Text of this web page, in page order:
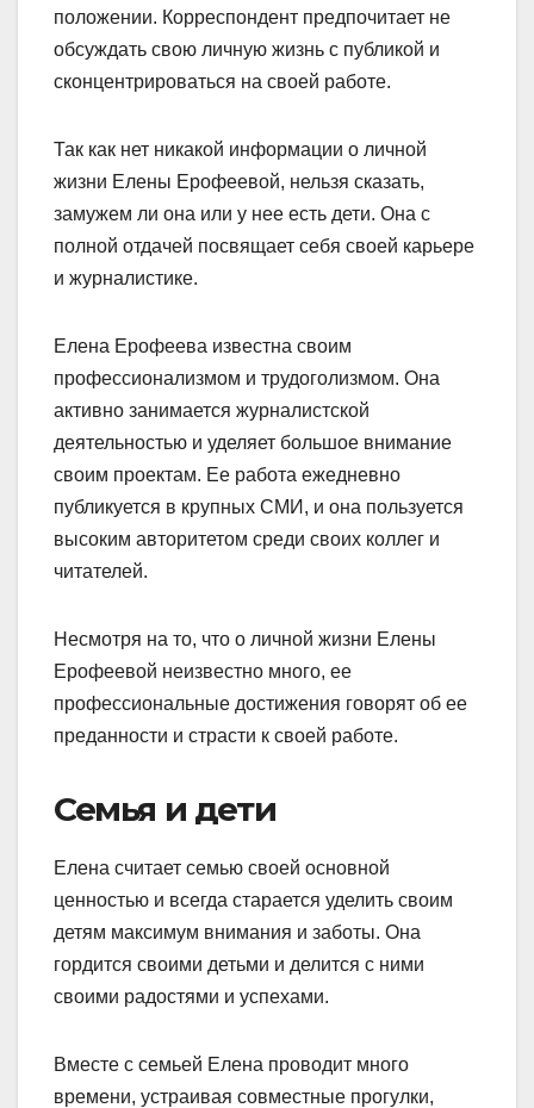
положении. Корреспондент предпочитает не
обсуждать свою личную жизнь с публикой и
сконцентрироваться на своей работе.
Так как нет никакой информации о личной
жизни Елены Ерофеевой, нельзя сказать,
замужем ли она или у нее есть дети. Она с
полной отдачей посвящает себя своей карьере
и журналистике.
Елена Ерофеева известна своим
профессионализмом и трудоголизмом. Она
активно занимается журналистской
деятельностью и уделяет большое внимание
своим проектам. Ее работа ежедневно
публикуется в крупных СМИ, и она пользуется
высоким авторитетом среди своих коллег и
читателей.
Несмотря на то, что о личной жизни Елены
Ерофеевой неизвестно много, ее
профессиональные достижения говорят об ее
преданности и страсти к своей работе.
Семья и дети
Елена считает семью своей основной
ценностью и всегда старается уделить своим
детям максимум внимания и заботы. Она
гордится своими детьми и делится с ними
своими радостями и успехами.
Вместе с семьей Елена проводит много
времени, устраивая совместные прогулки,